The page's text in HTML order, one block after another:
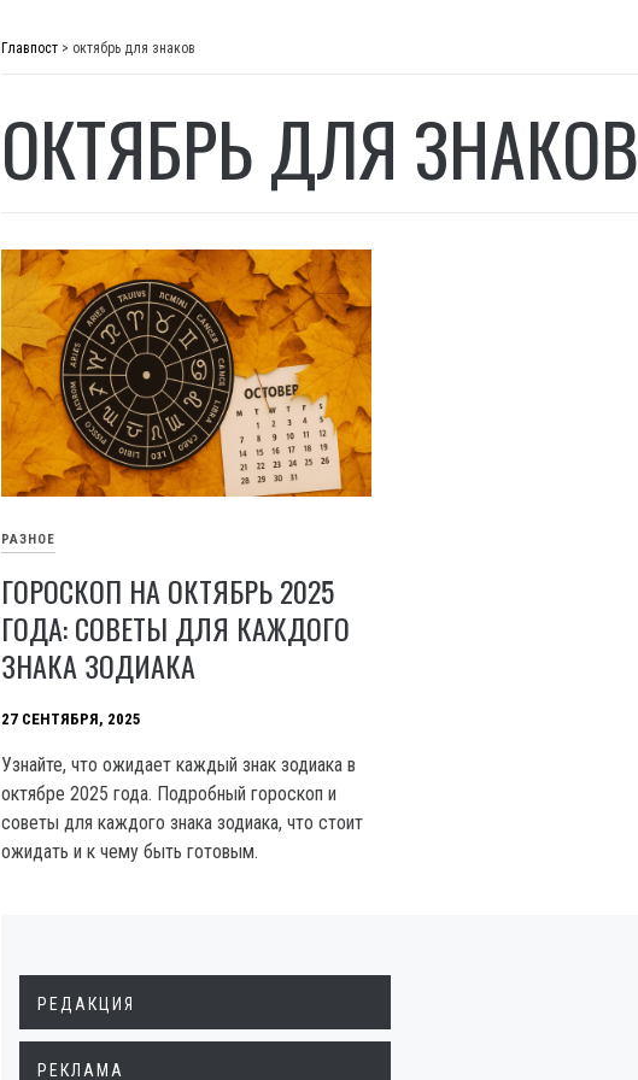
Главпост > октябрь для знаков
ОКТЯБРЬ ДЛЯ ЗНАКОВ
РАЗНОЕ
ГОРОСКОП НА ОКТЯБРЬ 2025
ГОДА: СОВЕТЫ ДЛЯ КАЖДОГО
ЗНАКА ЗОДИАКА
27 СЕНТЯБРЯ, 2025
Узнайте, что ожидает каждый знак зодиака в
октябре 2025 года. Подробный гороскоп и
советы для каждого знака зодиака, что стоит
ожидать и к чему быть готовым.
РЕДАКЦИЯ
РЕКЛАМА